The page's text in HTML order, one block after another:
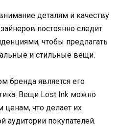
деталям и качеству
постоянно следит
чтобы предлагать
и стильные вещи.
бренда является его
Вещи Lost Ink можно
ценам, что делает их
покупателей.